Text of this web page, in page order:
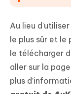
Au lieu
le plus sûr et
le télécharger
aller sur la
plus